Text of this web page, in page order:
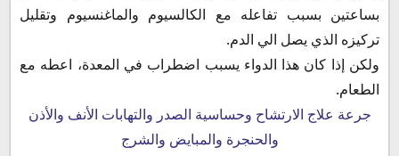
بساعتين بسبب تفاعله مع الكالسيوم والماغنسيوم وتقليل
تركيزه الذي يصل الي الدم.
ولكن إذا كان هذا الدواء يسبب اضطراب في المعدة، اعطه مع
الطعام.
جرعة علاج الارتشاح وحساسية الصدر والتهابات الأنف والأذن
والحنجرة والمبايض والشرج